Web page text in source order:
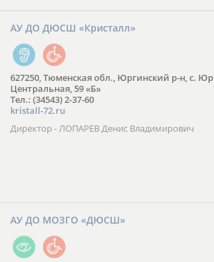
АУ ДО ДЮСШ «Кристалл»
627250, Тюменская обл., Юргинский р-н, с.
Центральная, 59 «Б»
Тел.: (34543) 2-37-60
kristall-72.ru
Директор - ЛОПАРЕВ Денис Владимирович
АУ ДО МОЗГО «ДЮСШ»